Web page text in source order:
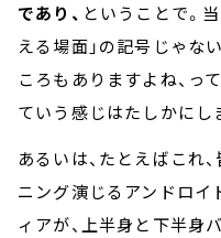
であり、 ということで。
える場面」の記号じゃな
ころもありますよね、っ
ていう感じはたしかにし
あるいは、たとえばこれ
ニング演じるアンドロイ
ィアが、上半身と下半身